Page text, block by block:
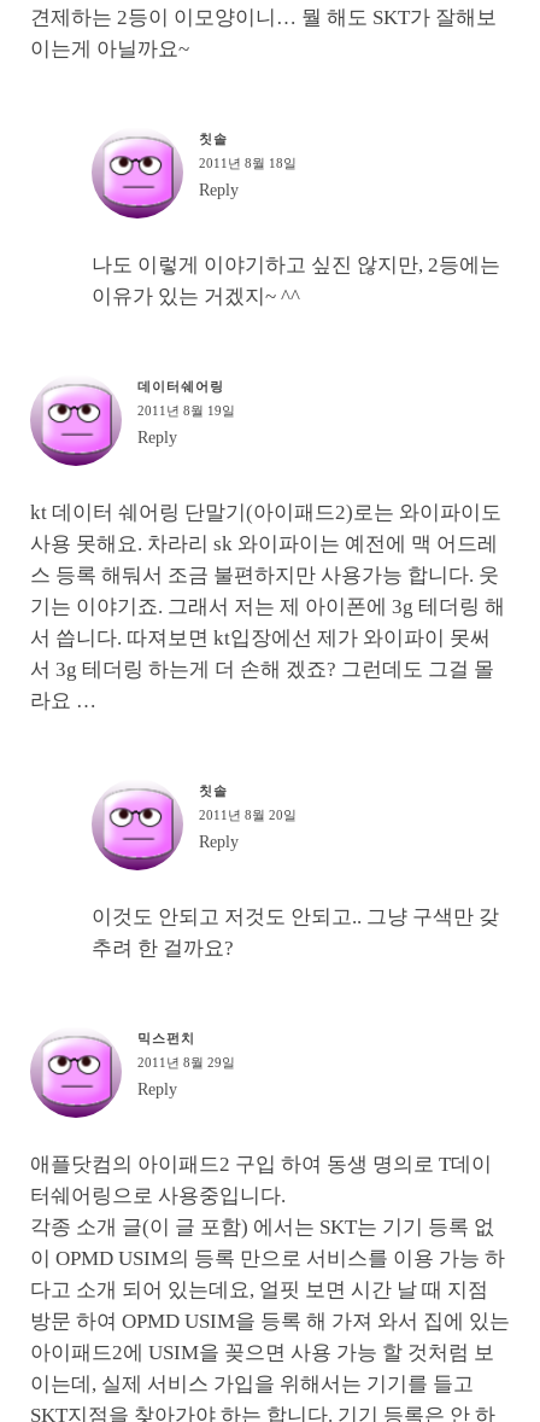
견제하는 2등이 이모양이니… 뭘 해도 SKT가 잘해보
이는게 아닐까요~
칫솔
2011년 8월 18일
Reply
나도 이렇게 이야기하고 싶진 않지만, 2등에는
이유가 있는 거겠지~ ^^
데이터쉐어링
2011년 8월 19일
Reply
kt 데이터 쉐어링 단말기(아이패드2)로는 와이파이도
사용 못해요. 차라리 sk 와이파이는 예전에 맥 어드레
스 등록 해둬서 조금 불편하지만 사용가능 합니다. 웃
기는 이야기죠. 그래서 저는 제 아이폰에 3g 테더링 해
서 씁니다. 따져보면 kt입장에선 제가 와이파이 못써
서 3g 테더링 하는게 더 손해 겠죠? 그런데도 그걸 몰
라요 …
칫솔
2011년 8월 20일
Reply
이것도 안되고 저것도 안되고.. 그냥 구색만 갖
추려 한 걸까요?
믹스펀치
2011년 8월 29일
Reply
애플닷컴의 아이패드2 구입 하여 동생 명의로 T데이
터쉐어링으로 사용중입니다.
각종 소개 글(이 글 포함) 에서는 SKT는 기기 등록 없
이 OPMD USIM의 등록 만으로 서비스를 이용 가능 하
다고 소개 되어 있는데요, 얼핏 보면 시간 날 때 지점
방문 하여 OPMD USIM을 등록 해 가져 와서 집에 있는
아이패드2에 USIM을 꽂으면 사용 가능 할 것처럼 보
이는데, 실제 서비스 가입을 위해서는 기기를 들고
SKT지점을 찾아가야 하는 합니다. 기기 등록은 안 하